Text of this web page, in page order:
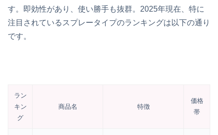
す。即効性があり、使い勝手も抜群。2025年現在、特に
注目されているスプレータイプのランキングは以下の通り
です。
ラン
キン
グ
商品名 特徴
価格
帯